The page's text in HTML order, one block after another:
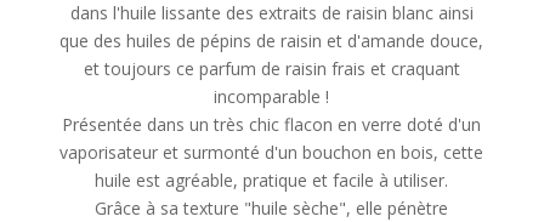
dans l'huile lissante des extraits de raisin blanc ainsi
que des huiles de pépins de raisin et d'amande douce,
et toujours ce parfum de raisin frais et craquant
incomparable !
Présentée dans un très chic flacon en verre doté d'un
vaporisateur et surmonté d'un bouchon en bois, cette
huile est agréable, pratique et facile à utiliser.
Grâce à sa texture "huile sèche", elle pénètre